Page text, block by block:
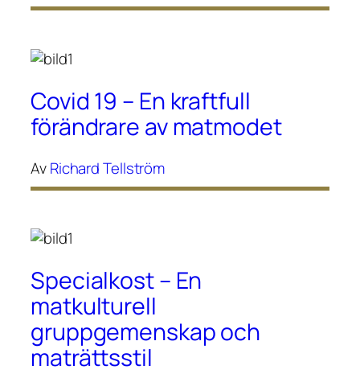
Covid 19 – En kraftfull
förändrare av matmodet
AvRichard Tellström
Specialkost – En
matkulturell
gruppgemenskap och
maträttsstil